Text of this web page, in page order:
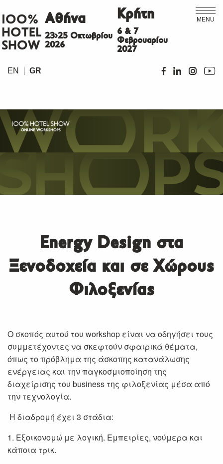
MENU
ΙΟΟ%
HOTEL
SHOW
Αθήνα
23>25 Οκτωβρίου
2026
Κρήτη
6 & 7
Φεβρουαρίου
2027
EN GR
Energy Design στα
Ξενοδοχεία και σε Χώρους
Φιλοξενίας
Ο σκοπός αυτού του workshop είναι να οδηγήσει τους
συμμετέχοντες να σκεφτούν σφαιρικά θέματα,
όπως το πρόβλημα της άσκοπης κατανάλωσης
ενέργειας και την παγκοσμιοποίηση της
διαχείρισης του business της φιλοξενίας μέσα από
την τεχνολογία.
Η διαδρομή έχει 3 στάδια:
1. Εξοικονομώ με λογική. Εμπειρίες, νούμερα και
κάποια τρικ.